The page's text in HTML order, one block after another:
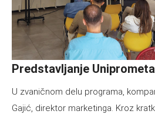
Predstavljanje Uniprometa
U zvaničnom delu programa,
Gajić, direktor marketinga. Kroz